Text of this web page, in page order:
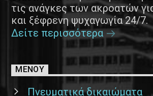
τις ανάγκες των ακροατών
και ξέφρενη ψυχαγωγία 24/7.
Δείτε περισσότερα
ΜΕΝΟΥ
Πνευματικά δικαιώματα